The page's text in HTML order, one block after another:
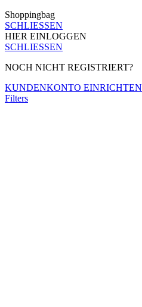
Shoppingbag
SCHLIESSEN
HIER EINLOGGEN
SCHLIESSEN
NOCH NICHT REGISTRIERT?
KUNDENKONTO EINRICHTEN
Filters